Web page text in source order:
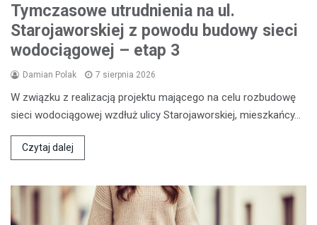
Tymczasowe utrudnienia na ul.
Starojaworskiej z powodu budowy sieci
wodociągowej – etap 3
Damian Polak 7 sierpnia 2026
W związku z realizacją projektu mającego na celu rozbudowę
sieci wodociągowej wzdłuż ulicy Starojaworskiej, mieszkańcy…
Czytaj dalej